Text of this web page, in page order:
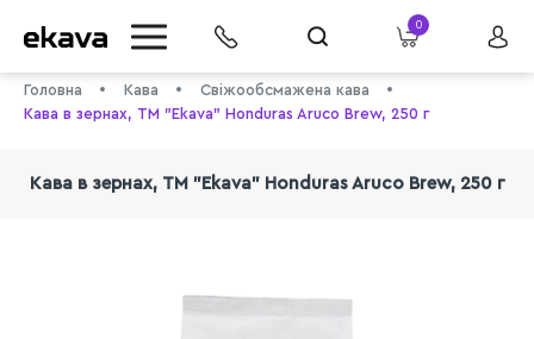
info@ekava.com.ua
0
Головна Кава
Свіжообсмажена кава
Кава в зернах, ТМ "Ekava" Honduras Aruco Brew, 250 г
Кава в зернах, ТМ "Ekava" Honduras Aruco Brew, 250 г